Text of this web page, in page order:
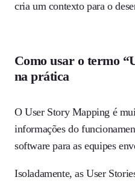
cria um contexto para o
Como usar o termo
na prática
O User Story Mapping é
informações do
software para as equipes
Isoladamente, as User